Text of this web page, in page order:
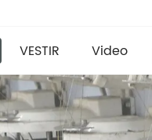
VESTIR Video